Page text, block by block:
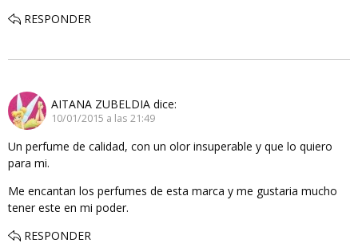
RESPONDER
AITANA ZUBELDIA dice:
10/01/2015 a las 21:49
Un perfume de calidad, con un olor insuperable y que lo quiero
para mi.
Me encantan los perfumes de esta marca y me gustaria mucho
tener este en mi poder.
RESPONDER